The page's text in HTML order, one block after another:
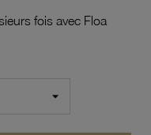
fois avec Floa